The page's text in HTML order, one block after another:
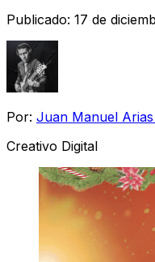
Publicado: 17 de
Por: Juan Manuel
Creativo Digital